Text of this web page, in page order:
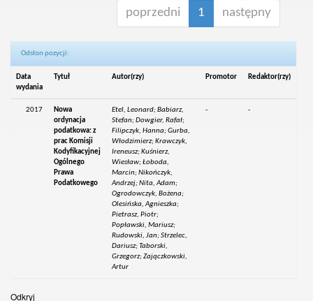
poprzedni 1 następny
Odsłon pozycji:
Data
wydania
Tytuł Autor(rzy) Promotor Redaktor(rzy)
2017
Nowa
ordynacja
podatkowa: z
prac Komisji
Kodyfikacyjnej
Ogólnego
Prawa
Podatkowego
Etel, Leonard; Babiarz,
Stefan; Dowgier, Rafał;
Filipczyk, Hanna; Gurba,
Włodzimierz; Krawczyk,
Ireneusz; Kuśnierz,
Wiesław; Łoboda,
Marcin; Nikończyk,
Andrzej; Nita, Adam;
Ogrodowczyk, Bożena;
Olesińska, Agnieszka;
Pietrasz, Piotr;
Popławski, Mariusz;
Rudowski, Jan; Strzelec,
Dariusz; Taborski,
Grzegorz; Zajączkowski,
Artur
- -
Odkryj